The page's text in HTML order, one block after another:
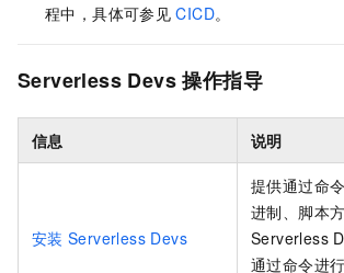
程中，具体可参见 CICD。
Serverless Devs 操作指导
信息 说明
安装 Serverless Devs
提供通过命
进制、脚本
Serverless
通过命令进